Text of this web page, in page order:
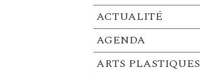
ACTUALITÉ
AGENDA
ARTS PLASTIQUES